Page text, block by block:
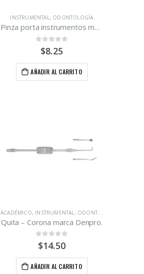
INSTRUMENTAL, ODONTOLOGÍA
Pinza porta instrumentos marca Denpro.
out of 5
$8.25
AÑADIR AL CARRITO
ACADÉMICO, INSTRUMENTAL , ODONTOLOGÍA
Quita – Corona marca Denpro.
out of 5
$14.50
AÑADIR AL CARRITO